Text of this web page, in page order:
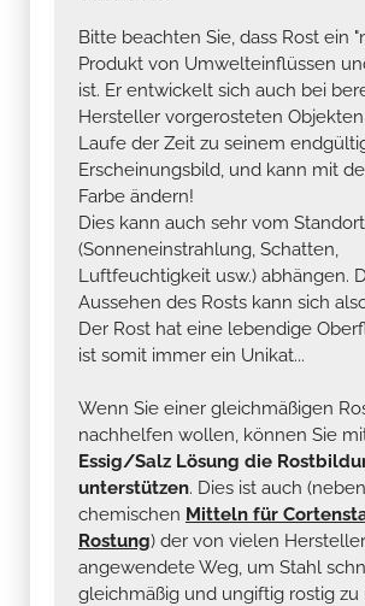
Bitte beachten Sie, dass Rost ein
Produkt von Umwelteinflüssen
ist. Er entwickelt sich auch bei
Hersteller vorgerosteten
Laufe der Zeit zu seinem
Erscheinungsbild, und kann mit
Farbe ändern!
Dies kann auch sehr vom Standort
(Sonneneinstrahlung, Schatten,
Luftfeuchtigkeit usw.) abhängen.
Aussehen des Rosts kann sich
Der Rost hat eine lebendige
ist somit immer ein Unikat...
Wenn Sie einer gleichmäßigen
nachhelfen wollen, können Sie
Essig/Salz Lösung die
unterstützen. Dies ist auch
chemischen Mitteln für
Rostung) der von vielen
angewendete Weg, um Stahl
gleichmäßig und ungiftig rostig zu